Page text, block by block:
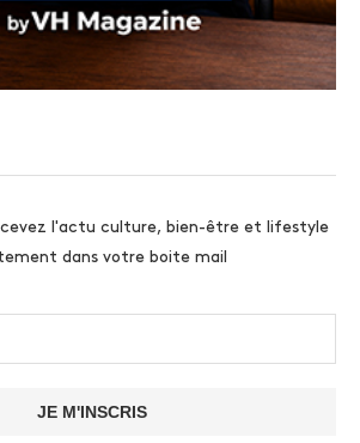
l'actu culture, bien-être et lifestyle
dans votre boite mail
JE M'INSCRIS